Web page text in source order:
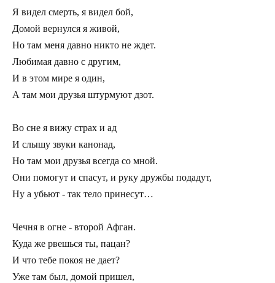
Я видел смерть, я видел бой,
Домой вернулся я живой,
Но там меня давно никто не ждет.
Любимая давно с другим,
И в этом мире я один,
А там мои друзья штурмуют дзот.
Во сне я вижу страх и ад
И слышу звуки канонад,
Но там мои друзья всегда со мной.
Они помогут и спасут, и руку дружбы подадут,
Ну а убьют - так тело принесут…
Чечня в огне - второй Афган.
Куда же рвешься ты, пацан?
И что тебе покоя не дает?
Уже там был, домой пришел,